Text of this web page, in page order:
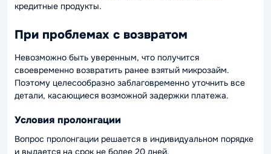
кредитные продукты.
При проблемах с возвратом
Невозможно быть уверенным, что получится
своевременно возвратить ранее взятый микрозайм.
Поэтому целесообразно заблаговременно уточнить все
детали, касающиеся возможной задержки платежа.
Условия пролонгации
Вопрос пролонгации решается в индивидуальном порядке
и выдается на срок не более 20 дней.